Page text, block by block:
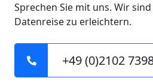
Sprechen Sie mit uns. Wir
Datenreise zu erleichtern.
+49 (0)2102